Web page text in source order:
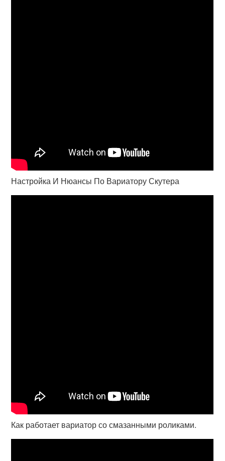
Настройка И Нюансы По Вариатору Скутера
Как работает вариатор со смазанными роликами.